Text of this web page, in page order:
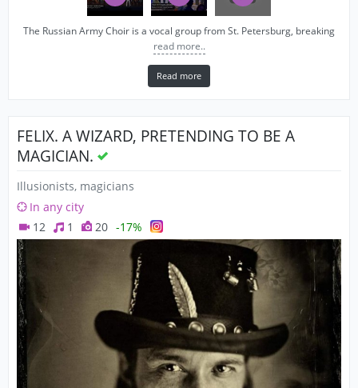
The Russian Army Choir is a vocal group from St. Petersburg, breaking
read more..
Read more
FELIX. A WIZARD, PRETENDING TO BE A
MAGICIAN.
Illusionists, magicians
In any city
12
1 20 -17%